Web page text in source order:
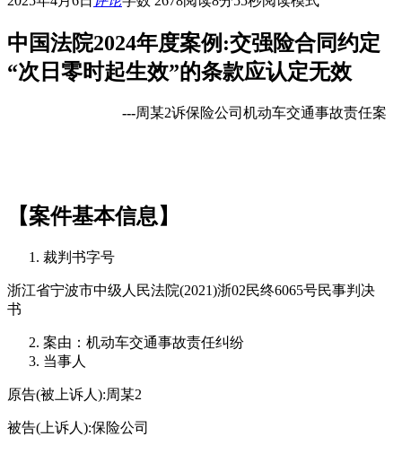
中国法院2024年度案例:交强险合同约定
“次日零时起生效”的条款应认定无效
---周某2诉保险公司机动车交通事故责任案
【案件基本信息】
裁判书字号
浙江省宁波市中级人民法院(2021)浙02民终6065号民事判决
书
案由：机动车交通事故责任纠纷
当事人
原告(被上诉人):周某2
被告(上诉人):保险公司